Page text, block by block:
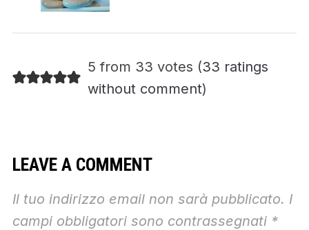
5 from 33 votes (33 ratings
without comment)
LEAVE A COMMENT
Il tuo indirizzo email non sarà pubblicato. I
campi obbligatori sono contrassegnati *